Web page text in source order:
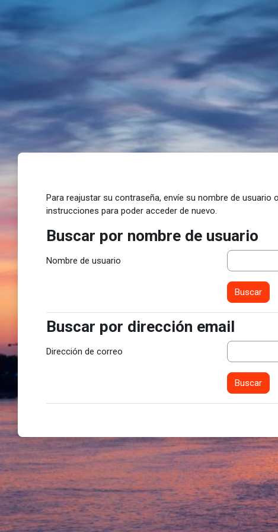
Salta al contenido principal
Para reajustar su contraseña, envíe su nombre de
instrucciones para poder acceder de nuevo.
Buscar por nombre de usuario
Buscar por nombre de usuario
Nombre de usuario
Buscar por dirección email
Buscar por dirección email
Dirección de correo